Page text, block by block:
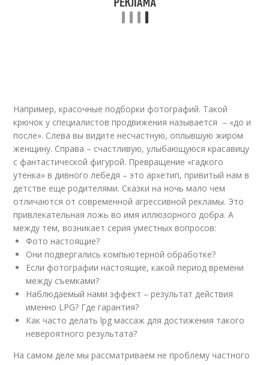
Например, красочные подборки фотографий. Такой
крючок у специалистов продвижения называется – «до и
после». Слева вы видите несчастную, оплывшую жиром
женщину. Справа – счастливую, улыбающуюся красавицу
с фантастической фигурой. Превращение «гадкого
утенка» в дивного лебедя – это архетип, привитый нам в
детстве еще родителями. Сказки на ночь мало чем
отличаются от современной агрессивной рекламы. Это
привлекательная ложь во имя иллюзорного добра. А
между тем, возникает серия уместных вопросов:
Фото настоящие?
Они подвергались компьютерной обработке?
Если фотографии настоящие, какой период времени
между съемками?
Наблюдаемый нами эффект – результат действия
именно LPG? Где гарантия?
Как часто делать lpg массаж для достижения такого
невероятного результата?
На самом деле мы рассматриваем не проблему частного